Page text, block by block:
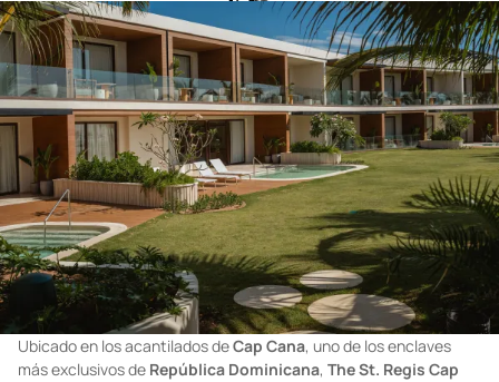
Ubicado en los acantilados deCap Cana, uno de los enclaves
más exclusivos de República Dominicana, The St. Regis Cap